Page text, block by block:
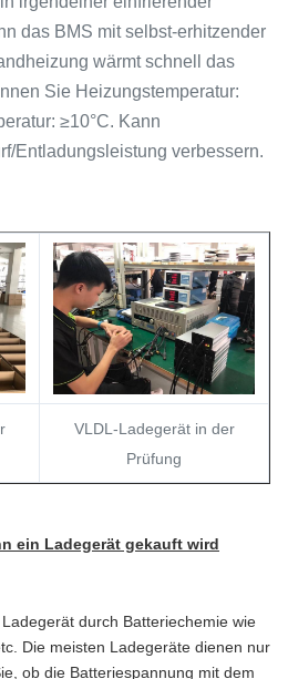
das BMS mit selbst-erhitzender
wärmt schnell das
Sie Heizungstemperatur:
≥10°C. Kann
Entladungsleistung verbessern.
VLDL-Ladegerät in der
Prüfung
ein Ladegerät gekauft wird
durch Batteriechemie wie
Die meisten Ladegeräte dienen nur
ob die Batteriespannung mit dem